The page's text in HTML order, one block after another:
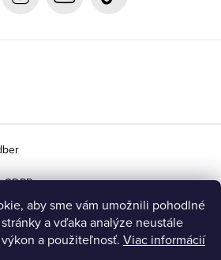
aby sme vám umožnili pohodlné
a vďaka analýze neustále
a použiteľnosť. Viac informácií